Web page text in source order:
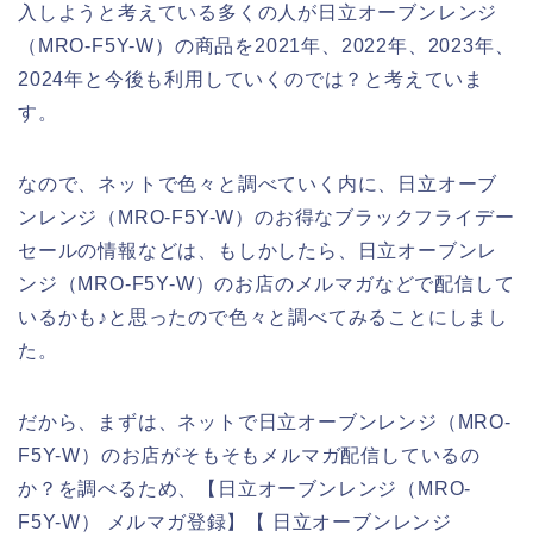
入しようと考えている多くの人が日立オーブンレンジ
（MRO-F5Y-W）の商品を2021年、2022年、2023年、
2024年と今後も利用していくのでは？と考えていま
す。
なので、ネットで色々と調べていく内に、日立オーブ
ンレンジ（MRO-F5Y-W）のお得なブラックフライデー
セールの情報などは、もしかしたら、日立オーブンレ
ンジ（MRO-F5Y-W）のお店のメルマガなどで配信して
いるかも♪と思ったので色々と調べてみることにしまし
た。
だから、まずは、ネットで日立オーブンレンジ（MRO-
F5Y-W）のお店がそもそもメルマガ配信しているの
か？を調べるため、【日立オーブンレンジ（MRO-
F5Y-W） メルマガ登録】【 日立オーブンレンジ